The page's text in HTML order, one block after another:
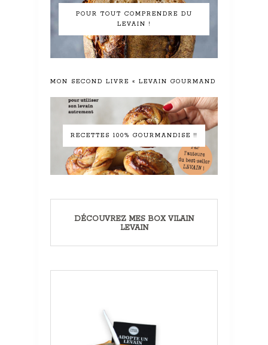
POUR TOUT COMPRENDRE DU
LEVAIN !
MON SECOND LIVRE « LEVAIN GOURMAND »
RECETTES 100% GOURMANDISE !!
DÉCOUVREZ MES BOX VILAIN
LEVAIN